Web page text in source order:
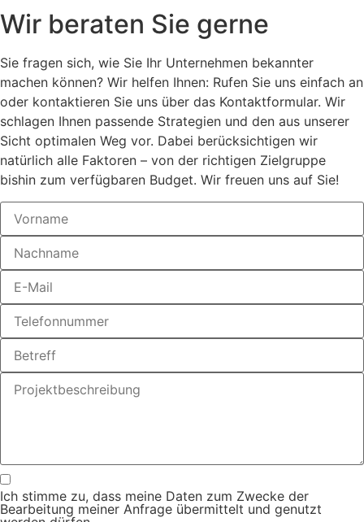
Wir beraten Sie gerne
Sie fragen sich, wie Sie Ihr Unternehmen bekannter
machen können? Wir helfen Ihnen: Rufen Sie uns einfach an
oder kontaktieren Sie uns über das Kontaktformular. Wir
schlagen Ihnen passende Strategien und den aus unserer
Sicht optimalen Weg vor. Dabei berücksichtigen wir
natürlich alle Faktoren – von der richtigen Zielgruppe
bishin zum verfügbaren Budget. Wir freuen uns auf Sie!
Ich stimme zu, dass meine Daten zum Zwecke der
Bearbeitung meiner Anfrage übermittelt und genutzt